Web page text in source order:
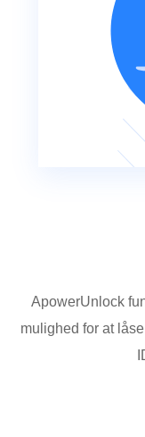
ApowerUnlock
mulighed for at